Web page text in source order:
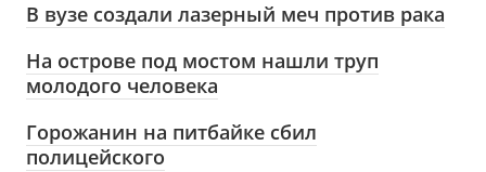
В вузе создали лазерный меч против рака
На острове под мостом нашли труп
молодого человека
Горожанин на питбайке сбил
полицейского